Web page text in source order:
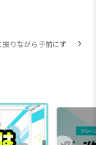
りながら手前にず